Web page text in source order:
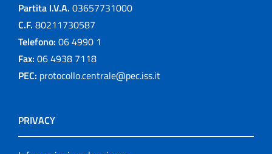
Partita I.V.A. 03657731000
C.F. 80211730587
Telefono: 06 4990 1
Fax: 06 4938 7118
PEC: protocollo.centrale@pec.iss.it
PRIVACY